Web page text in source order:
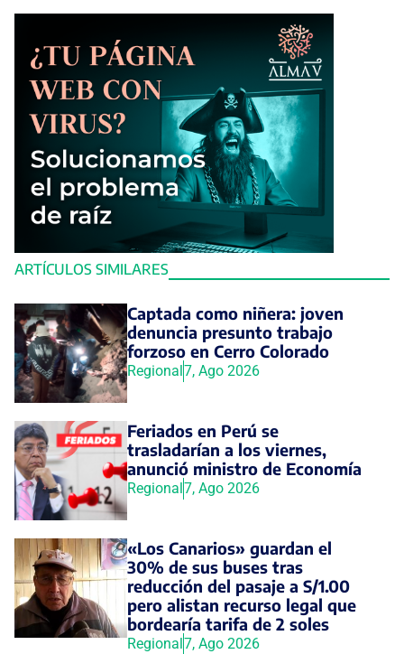
ARTÍCULOS SIMILARES
Captada como niñera: joven
denuncia presunto trabajo
forzoso en Cerro Colorado
Regional7, Ago 2026
Feriados en Perú se
trasladarían a los viernes,
anunció ministro de Economía
Regional7, Ago 2026
«Los Canarios» guardan el
30% de sus buses tras
reducción del pasaje a S/1.00
pero alistan recurso legal que
bordearía tarifa de 2 soles
Regional7, Ago 2026